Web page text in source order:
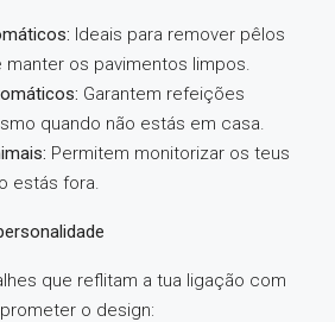
Ideais para remover pêlos
os pavimentos limpos.
Garantem refeições
quando não estás em casa.
Permitem monitorizar os teus
estás fora.
que reflitam a tua ligação com
o design: